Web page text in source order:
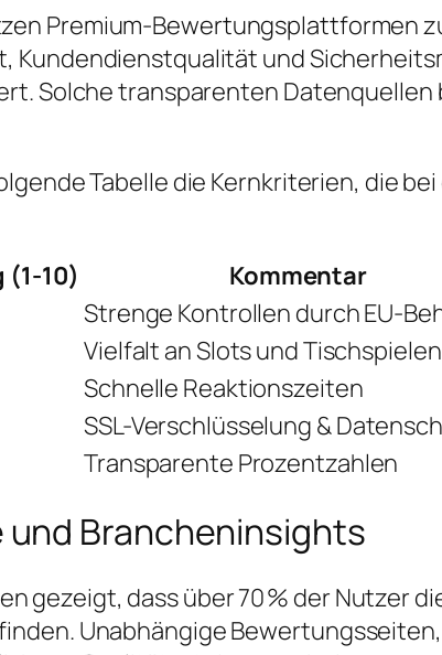
Premium-Bewertungsplattformen
Kundendienstqualität und
Solche transparenten
Tabelle die Kernkriterien, die
10)
Kommentar
Strenge Kontrollen durch EU-
Vielfalt an Slots und Tischspielen
Schnelle Reaktionszeiten
SSL-Verschlüsselung &
Transparente Prozentzahlen
Brancheninsights
gezeigt, dass über 70 % der Nutzer
Unabhängige